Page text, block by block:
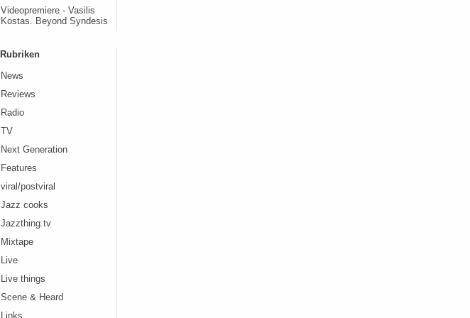
Videopremiere - Vasilis
Kostas. Beyond Syndesis
Rubriken
News
Reviews
Radio
TV
Next Generation
Features
viral/postviral
Jazz cooks
Jazzthing.tv
Mixtape
Live
Live things
Scene & Heard
Links